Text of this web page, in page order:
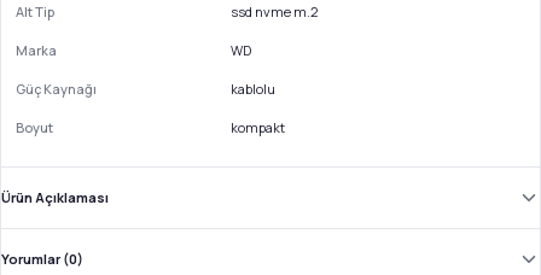
Alt Tip ssd nvme m.2
Marka WD
Güç Kaynağı kablolu
Boyut kompakt
Ürün Açıklaması
Yorumlar (0)